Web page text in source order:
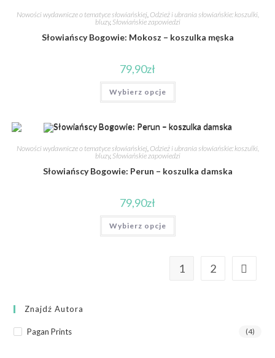
Nowości wydawnicze o tematyce słowiańskiej, Odzież i ubrania słowiańskie: koszulki,
bluzy, Słowiańskie zapowiedzi
Słowiańscy Bogowie: Mokosz – koszulka męska
79,90zł
Wybierz opcje
Nowości wydawnicze o tematyce słowiańskiej, Odzież i ubrania słowiańskie: koszulki,
bluzy, Słowiańskie zapowiedzi
Słowiańscy Bogowie: Perun – koszulka damska
79,90zł
Wybierz opcje
1 2
Znajdź Autora
Pagan Prints (4)